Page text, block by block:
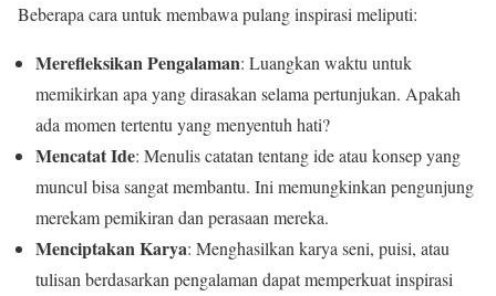
Beberapa cara untuk membawa pulang inspirasi meliputi:
Merefleksikan Pengalaman: Luangkan waktu untuk
memikirkan apa yang dirasakan selama pertunjukan. Apakah
ada momen tertentu yang menyentuh hati?
Mencatat Ide: Menulis catatan tentang ide atau konsep yang
muncul bisa sangat membantu. Ini memungkinkan pengunjung
merekam pemikiran dan perasaan mereka.
Menciptakan Karya: Menghasilkan karya seni, puisi, atau
tulisan berdasarkan pengalaman dapat memperkuat inspirasi